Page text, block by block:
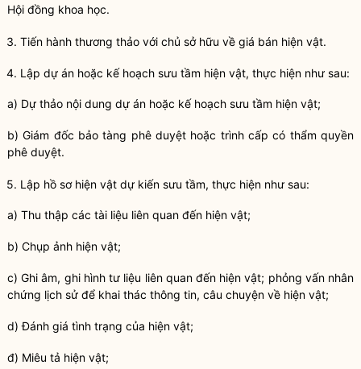
Hội đồng khoa học.
3. Tiến hành thương thảo với chủ sở hữu về giá bán hiện vật.
4. Lập dự án hoặc kế hoạch sưu tầm hiện vật, thực hiện như sau:
a) Dự thảo nội dung dự án hoặc kế hoạch sưu tầm hiện vật;
b) Giám đốc bảo tàng phê duyệt hoặc trình cấp có thẩmquyền
phê duyệt.
5. Lập hồ sơ hiện vật dự kiến sưu tầm, thực hiện như sau:
a) Thu thập các tài liệu liên quan đến hiện vật;
b) Chụp ảnh hiện vật;
c) Ghi âm, ghi hình tư liệu liên quan đến hiện vật; phỏng vấn nhân
chứng lịch sử để khai thác thông tin, câu chuyện về hiện vật;
d) Đánh giá tình trạng của hiện vật;
đ) Miêu tả hiện vật;